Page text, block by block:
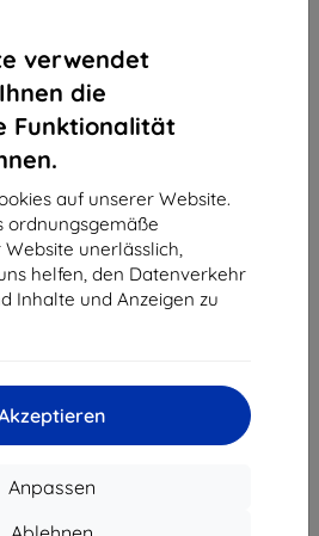
verwendet
die
Funktionalität
auf unserer Website.
ordnungsgemäße
unerlässlich,
helfen, den Datenverkehr
Inhalte und Anzeigen zu
Anpassen
1